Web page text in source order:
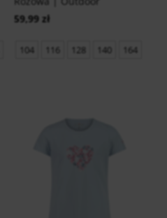
59,99 zł
104 116 128 140 164